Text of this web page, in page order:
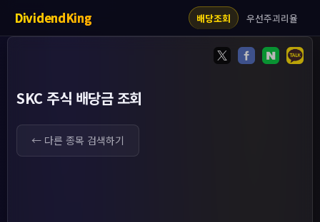
DividendKing 배당조회 우선주괴리율
SKC 주식 배당금 조회
← 다른 종목 검색하기